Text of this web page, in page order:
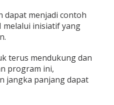
dapat menjadi contoh
melalui inisiatif yang
terus mendukung dan
program ini,
jangka panjang dapat